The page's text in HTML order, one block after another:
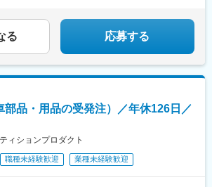
る 応募する
部品・用品の受発注）／年休126日／
ィションプロダクト
職種未経験歓迎 業種未経験歓迎